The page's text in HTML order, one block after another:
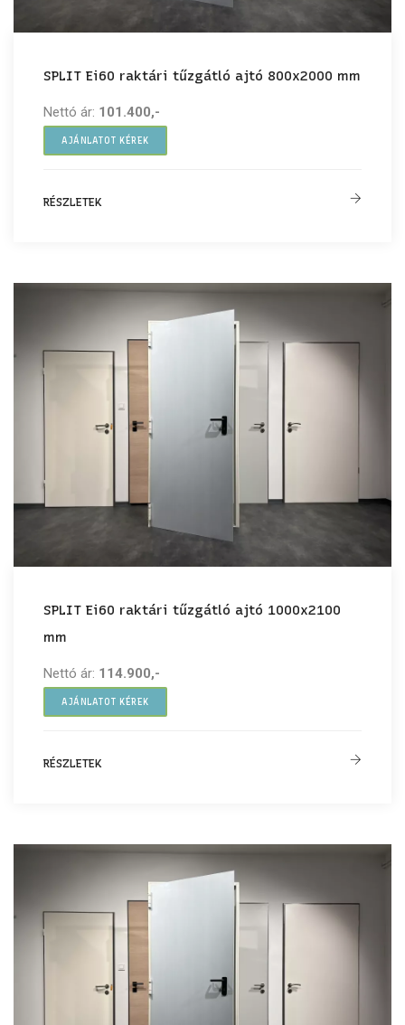
SPLIT Ei60 raktári tűzgátló ajtó 800x2000 mm
Nettó ár: 101.400,-
AJÁNLATOT KÉREK
RÉSZLETEK
SPLIT Ei60 raktári tűzgátló ajtó 1000x2100
mm
Nettó ár: 114.900,-
AJÁNLATOT KÉREK
RÉSZLETEK